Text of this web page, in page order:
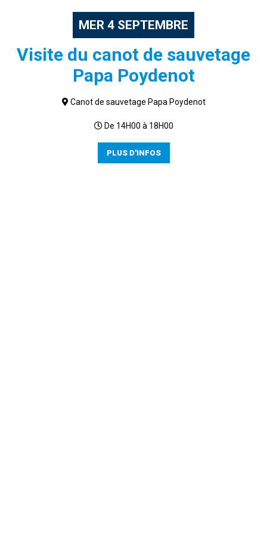
MER 4 SEPTEMBRE
Visite du canot de sauvetage
Papa Poydenot
Canot de sauvetage Papa Poydenot
De 14H00 à 18H00
PLUS D'INFOS